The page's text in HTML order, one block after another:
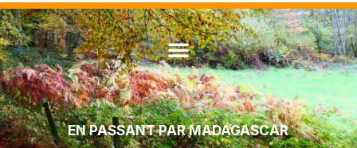
EN PASSANT PAR MADAGASCAR